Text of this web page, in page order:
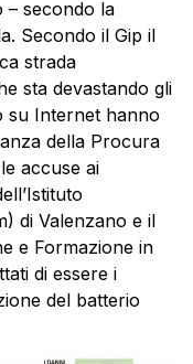
– secondo la
Secondo il Gip il
strada
sta devastando gli
su Internet hanno
della Procura
accuse ai
di Valenzano e il
e Formazione in
di essere i
del batterio